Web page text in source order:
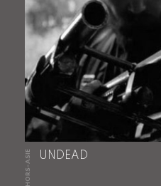
HORS-ASIE UNDEAD